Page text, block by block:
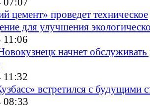
цемент» проведет техническое
для улучшения
11:06
начнет
11:32
встретился с будущими
08:33